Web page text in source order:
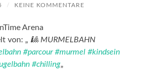
/ KEINE KOMMENTARE
Arena
von: „ 🎱 MURMELBAHN
#parcour #murmel #kindsein
#chilling„